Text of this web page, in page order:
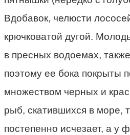
Вдобавок, челюсти
крючковатой дугой.
в пресных водоемах,
поэтому ее бока покрыты
множеством черных и
рыб, скатившихся в море,
постепенно исчезает, а у